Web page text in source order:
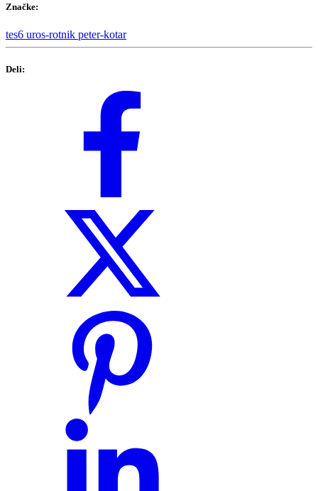
Značke:
tes6 uros-rotnik peter-kotar
Deli: